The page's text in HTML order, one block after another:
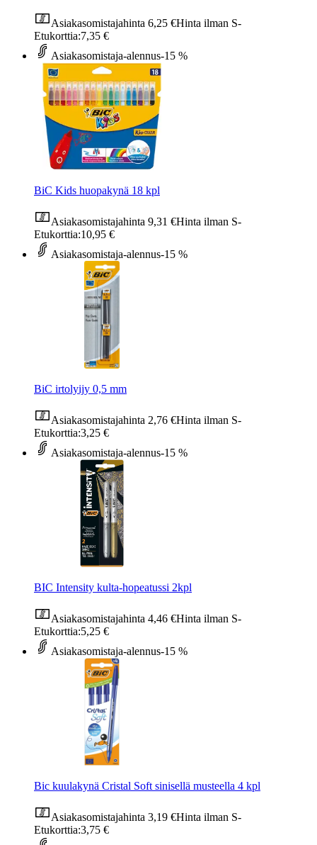
Asiakasomistajahinta 6,25 €Hinta ilman S-
Etukorttia:7,35 €
Asiakasomistaja-alennus-15 %
BiC Kids huopakynä 18 kpl
Asiakasomistajahinta 9,31 €Hinta ilman S-
Etukorttia:10,95 €
Asiakasomistaja-alennus-15 %
BiC irtolyijy 0,5 mm
Asiakasomistajahinta 2,76 €Hinta ilman S-
Etukorttia:3,25 €
Asiakasomistaja-alennus-15 %
BIC Intensity kulta-hopeatussi 2kpl
Asiakasomistajahinta 4,46 €Hinta ilman S-
Etukorttia:5,25 €
Asiakasomistaja-alennus-15 %
Bic kuulakynä Cristal Soft sinisellä musteella 4 kpl
Asiakasomistajahinta 3,19 €Hinta ilman S-
Etukorttia:3,75 €